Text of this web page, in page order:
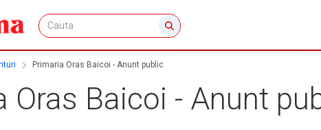
Primaria Oras Baicoi - Anunt public
Oras Baicoi - Anunt